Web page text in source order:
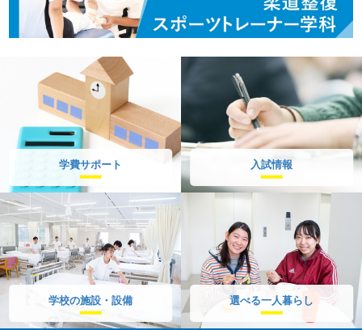
学費サポート 入試情報
学校の施設・設備 選べる一人暮らし